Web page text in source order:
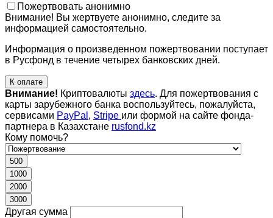
Пожертвовать анонимно
Внимание! Вы жертвуете анонимно, следите за
информацией самостоятельно.
Информация о произведенном пожертвовании поступает
в Русфонд в течение четырех банковских дней.
К оплате
Внимание! Криптовалюты здесь. Для пожертвования с
карты зарубежного банка воспользуйтесь, пожалуйста,
сервисами PayPal , Stripe или формой на сайте фонда-
партнера в Казахстане rusfond.kz
Кому помочь?
500
1000
2000
3000
Другая сумма